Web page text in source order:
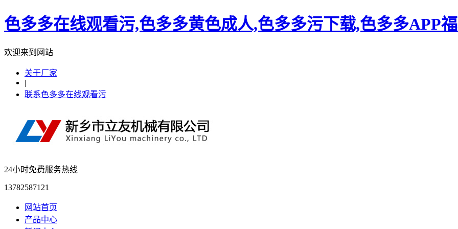
色多多在线观看污,色多多黄色成人,色多多污下载,色多多APP
欢迎来到网站
关于厂家
|
联系色多多在线观看污
24小时免费服务热线
13782587121
网站首页
产品中心